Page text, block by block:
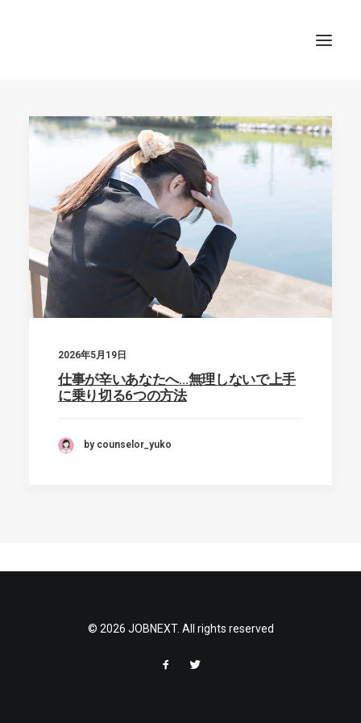
TOP
SEARCH
2026年5月19日
仕事が辛いあなたへ…無理しないで上手
に乗り切る6つの方法
by counselor_yuko
© 2026 JOBNEXT. All rights reserved